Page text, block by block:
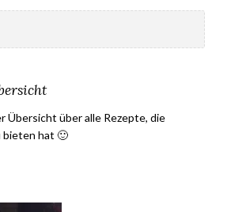
Übersicht über alle Rezepte, die
bieten hat 🙂